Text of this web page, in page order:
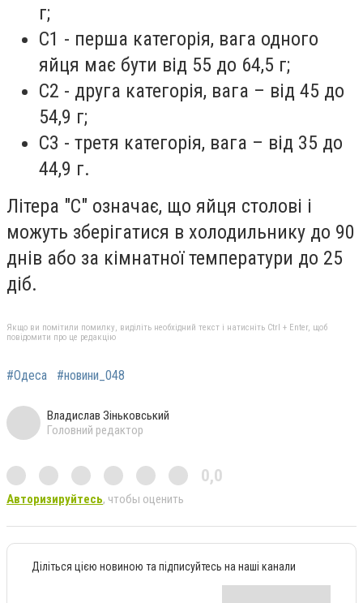
г;
С1 - перша категорія, вага одного
яйця має бути від 55 до 64,5 г;
С2 - друга категорія, вага – від 45 до
54,9 г;
С3 - третя категорія, вага – від 35 до
44,9 г.
Літера "С" означає, що яйця столові і
можуть зберігатися в холодильнику до 90
днів або за кімнатної температури до 25
діб.
Якщо ви помітили помилку, виділіть необхідний текст і натисніть Ctrl + Enter, щоб
повідомити про це редакцію
#Одеса #новини_048
Владислав Зіньковський
Головний редактор
0,0
Авторизируйтесь, чтобы оценить
Діліться цією новиною та підписуйтесь на наші канали